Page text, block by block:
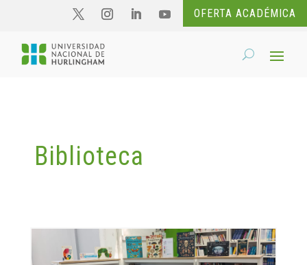
OFERTA ACADÉMICA
Biblioteca